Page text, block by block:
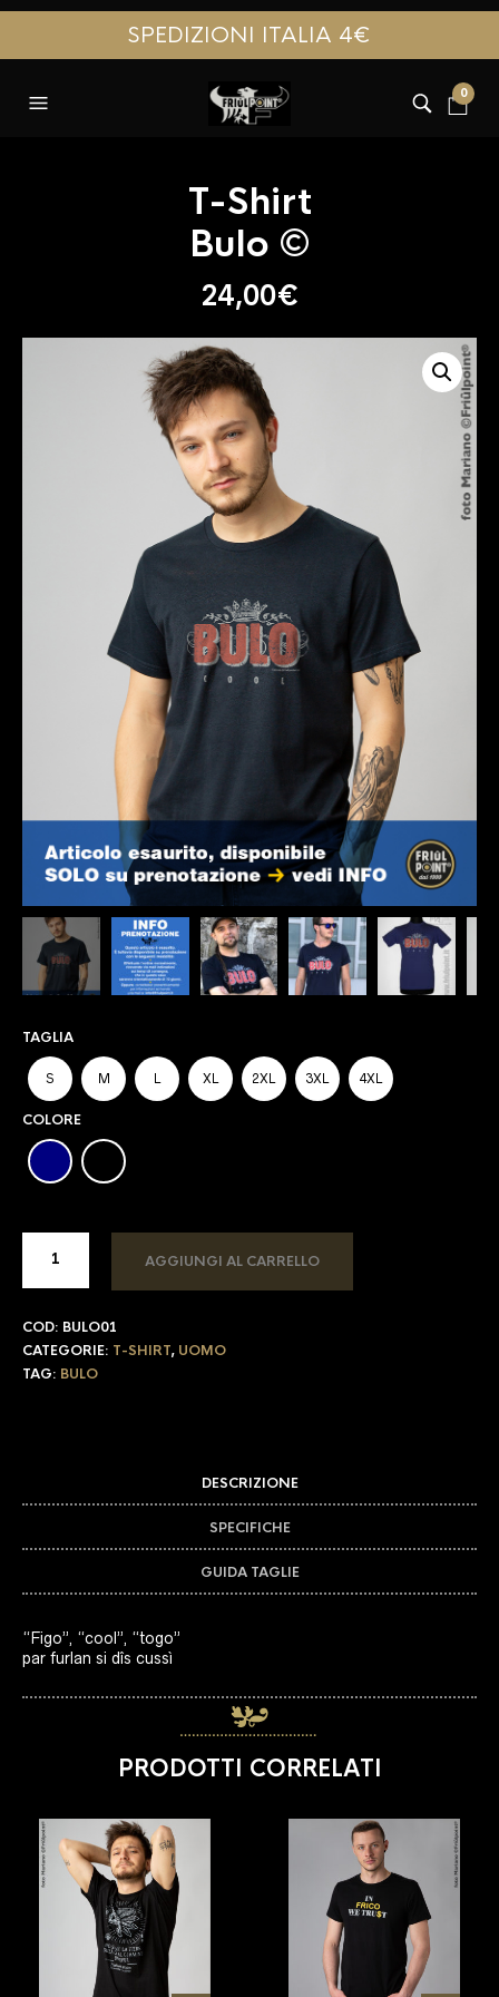
SPEDIZIONI ITALIA 4€
0
T-Shirt
Bulo ©
24,00€
TAGLIA
S M L XL 2XL 3XL 4XL
COLORE
AGGIUNGI AL CARRELLO
COD: BULO01
CATEGORIE: T-SHIRT, UOMO
TAG: BULO
DESCRIZIONE
SPECIFICHE
GUIDA TAGLIE
“Figo”, “cool”, “togo”
par furlan si dîs cussì
PRODOTTI CORRELATI